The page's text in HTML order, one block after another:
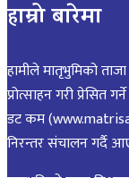
हाम्रो बारेमा
हामीले मातृभुमिको
प्रोत्साहन गरी प्रेसित
डट कम
निरन्तर संचालन गर्दै